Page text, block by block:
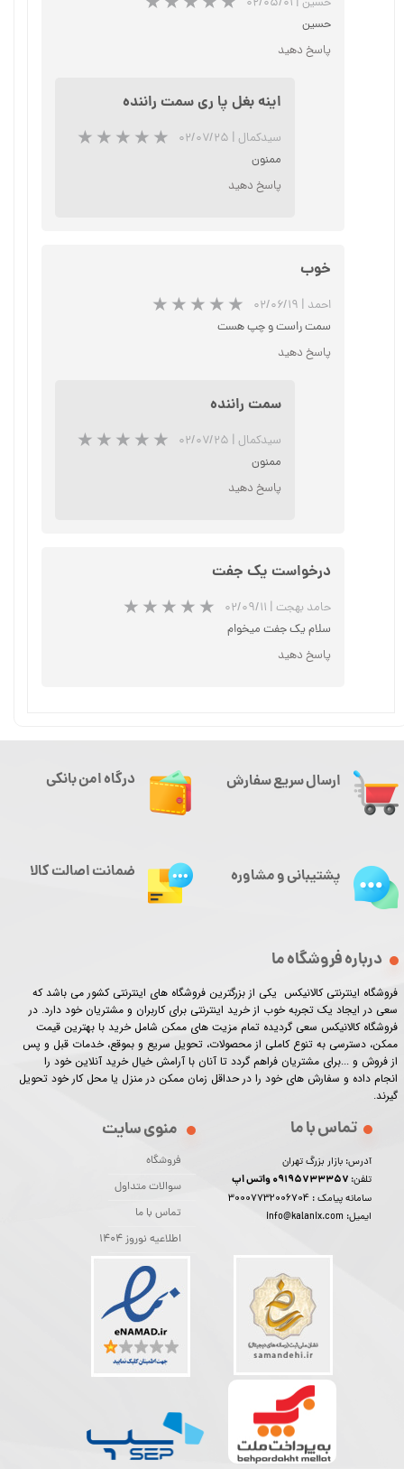
★ ★ ★ ★ ★
حسین
پاسخ دهید
اینه بغل پا ری سمت راننده
سیدکمال | ۰۲/۰۷/۲۵
★ ★★★ ★
ممنون
پاسخ دهید
خوب
احمد | ۰۲/۰۶/۱۹
★★★★★
سمت راست و چپ هست
پاسخ دهید
سمت راننده
سیدکمال | ۰۲/۰۷/۲۵
★★
ممنون
پاسخ دهید
درخواست یک جفت
حامد بهجت | ۰۲/۰۹/۱۱
★ ★★★
سلام یک جفت میخوام
پاسخ دهید
ارسال سریع سفارش
درباره فروشگاه ما
فروشگاه اینترنتی کالانیکس یکی از بزرگترین فروشگاه های اینترنتی کشور می باشد که
سعی در ایجاد یک تجربه خوب از خرید اینترنتی برای کاربران و مشتریان خود دارد. در
فروشگاه کالانیکس سعی گردیده تمام مزیت های ممکن شامل خرید با بهترین قیمت
ممکن، دسترسی به تنوع کاملی از محصولات، تحویل سریع و بموقع، خدمات قبل و پس
از فروش و ...برای مشتریان فراهم گردد تا آنان با آرامش خیال خرید آنلاین خود را
انجام داده و سفارش های خود را در حداقل زمان ممکن در منزل یا محل کار خود تحویل
گیرند.​​​​​​​
منوی سایت
فروشگاه
سوالات متداول
تماس با ما
اطلاعیه نوروز 1404
تماس با ما
آدرس: بازار بزرگ تهران
تلفن:
سامانه پیامک : 30007732006704
ایمیل: info@kalanix.com
درگاه امن بانکی
پشتیبانی و مشاوره ضمانت اصالت کالا